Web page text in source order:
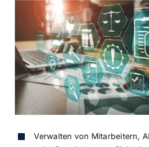
Verwalten von Mitarbeitern,